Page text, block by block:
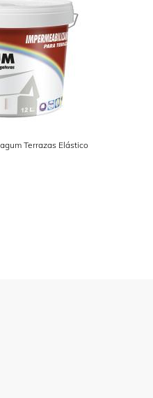
Terrazas Elástico